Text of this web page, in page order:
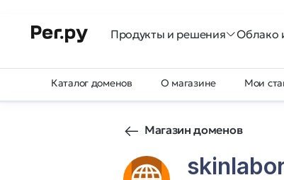
Продукты и решения Облако
Каталог доменов О магазине Мои
Магазин доменов